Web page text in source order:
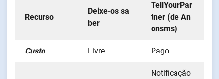
Recurso
Deixe-os sa
ber
TellYourPar
tner (de An
onsms)
Custo Livre Pago
Notificação